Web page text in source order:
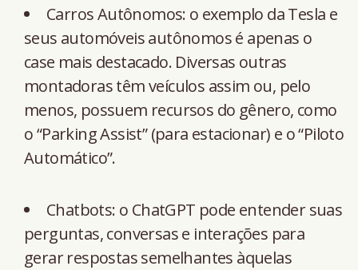
Carros Autônomos: o exemplo da Tesla e
seus automóveis autônomos é apenas o
case mais destacado. Diversas outras
montadoras têm veículos assim ou, pelo
menos, possuem recursos do gênero, como
o “Parking Assist” (para estacionar) e o “Piloto
Automático”.
Chatbots: o ChatGPT pode entender suas
perguntas, conversas e interações para
gerar respostas semelhantes àquelas